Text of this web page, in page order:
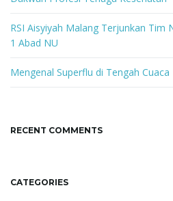
RSI Aisyiyah Malang Terjunkan Tim
1 Abad NU
Mengenal Superflu di Tengah Cuaca
RECENT COMMENTS
CATEGORIES